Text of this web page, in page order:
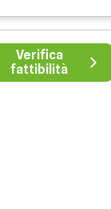
Verifica
fattibilità